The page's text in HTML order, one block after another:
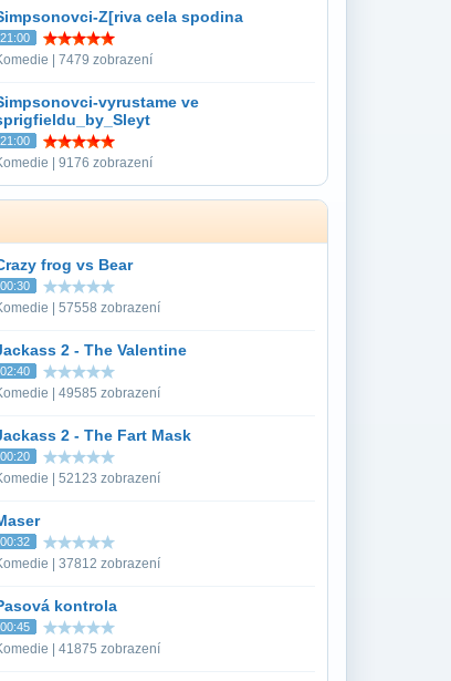
Z[riva cela spodina
21:00
| 7479 zobrazení
vyrustame ve
21:00
| 9176 zobrazení
frog vs Bear
00:30
| 57558 zobrazení
2 - The Valentine
02:40
| 49585 zobrazení
2 - The Fart Mask
00:20
| 52123 zobrazení
00:32
| 37812 zobrazení
kontrola
00:45
| 41875 zobrazení